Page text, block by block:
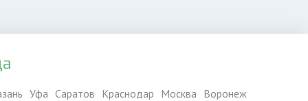
Уфа Саратов Краснодар Москва Воронеж